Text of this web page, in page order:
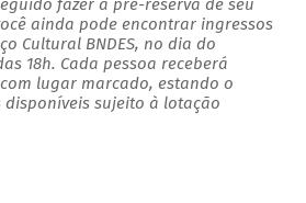
fazer a pré-reserva de seu
ainda pode encontrar ingressos
Cultural BNDES, no dia do
18h. Cada pessoa receberá
lugar marcado, estando o
disponíveis sujeito à lotação